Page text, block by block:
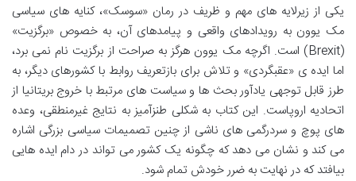
یکی از زیرلایه های مهم و ظریف در رمان «سوسک»، کنایه های سیاسی
مک یوون به رویدادهای واقعی و پیامدهای آن، به خصوص «برگزیت»
(Brexit) است. اگرچه مک یوون هرگز به صراحت از برگزیت نام نمی برد،
اما ایده ی «عقبگردی» و تلاش برای بازتعریف روابط با کشورهای دیگر، به
طرز قابل توجهی یادآور بحث ها و سیاست های مرتبط با خروج بریتانیا از
اتحادیه اروپاست. این کتاب به شکلی طنزآمیز به نتایج غیرمنطقی، وعده
های پوچ و سردرگمی های ناشی از چنین تصمیمات سیاسی بزرگی اشاره
می کند و نشان می دهد که چگونه یک کشور می تواند در دام ایده هایی
بیافتد که در نهایت به ضرر خودش تمام شود.